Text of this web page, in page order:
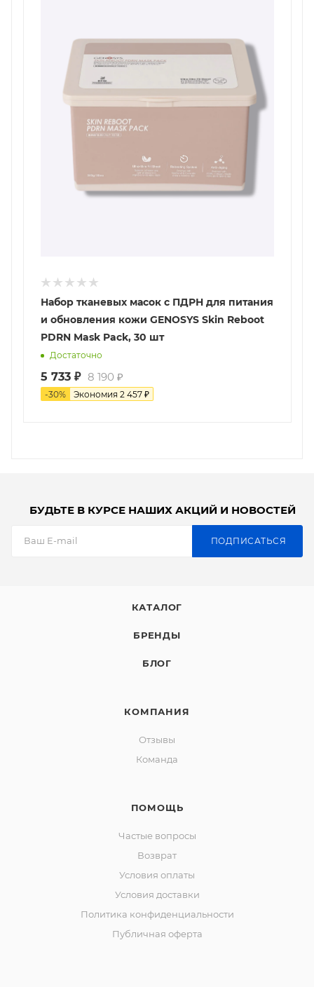
Набор тканевых масок с ПДРН для питания
и обновления кожи GENOSYS Skin Reboot
PDRN Mask Pack, 30 шт
Достаточно
5 733 ₽ 8 190 ₽
-30% Экономия 2 457 ₽
БУДЬТЕ В КУРСЕ НАШИХ АКЦИЙ И НОВОСТЕЙ
ПОДПИСАТЬСЯ
КАТАЛОГ
БРЕНДЫ
БЛОГ
КОМПАНИЯ
Отзывы
Команда
ПОМОЩЬ
Частые вопросы
Возврат
Условия оплаты
Условия доставки
Политика конфиденциальности
Публичная оферта